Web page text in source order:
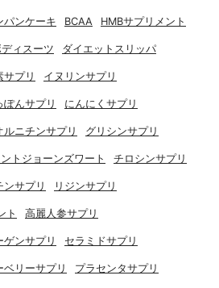
パンケーキ BCAA HMBサプリメント
ディスーツ ダイエットスリッパ
サプリ イヌリンサプリ
ぽんサプリ にんにくサプリ
ルニチンサプリ グリシンサプリ
トジョーンズワート チロシンサプリ
ンサプリ リジンサプリ
ト 高麗人参サプリ
ゲンサプリ セラミドサプリ
ベリーサプリ プラセンタサプリ